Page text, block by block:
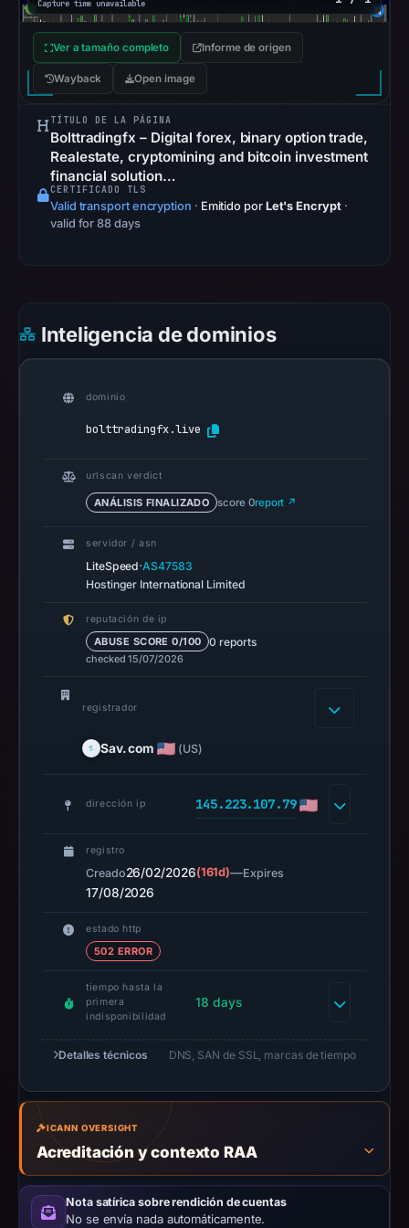
flag
on
Jun
2026
at
16:24
AlienVault
community
pulse
references
UTC.
recorded
positive
result
on
at
UTC.
capture
timestamp
recorded.
or
missing
results
do
establish
Capture time unavailable
Ver a tamaño completo Informe de origen
Wayback Open image
TÍTULO DE LA PÁGINA
Bolttradingfx – Digital forex, binary option trade,
Realestate, cryptomining and bitcoin investment
financial solution…
CERTIFICADO TLS
Valid transport encryption · Emitido por Let's Encrypt ·
valid for 88 days
Inteligencia de dominios
dominio
bolttradingfx.live
urlscan verdict
ANÁLISIS FINALIZADO score 0report ↗
servidor / asn
LiteSpeed·AS47583
Hostinger International Limited
reputación de ip
ABUSE SCORE 0/100 0 reports
checked 15/07/2026
registrador
Sav.com (US)
dirección ip 145.223.107.79
registro
Creado26/02/2026(161d)—Expires
17/08/2026
estado http
502 ERROR
tiempo hasta la
primera
indisponibilidad
18 days
Detalles técnicos DNS, SAN de SSL, marcas de tiempo
ICANN OVERSIGHT
Acreditación y contexto RAA
Nota satírica sobre rendición de cuentas
No se envía nada automáticamente.